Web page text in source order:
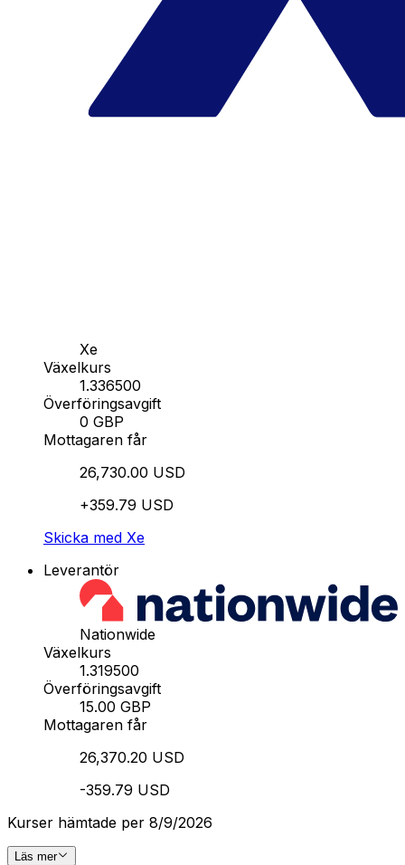
Xe
Växelkurs
1.336500
Överföringsavgift
0 GBP
Mottagaren får
26,730.00 USD
+359.79 USD
Skicka med Xe
Leverantör
Nationwide
Växelkurs
1.319500
Överföringsavgift
15.00 GBP
Mottagaren får
26,370.20 USD
-359.79 USD
Kurser hämtade per 8/9/2026
Läs mer